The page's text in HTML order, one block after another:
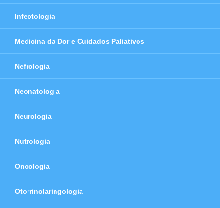
Infectologia
Medicina da Dor e Cuidados Paliativos
Nefrologia
Neonatologia
Neurologia
Nutrologia
Oncologia
Otorrinolaringologia